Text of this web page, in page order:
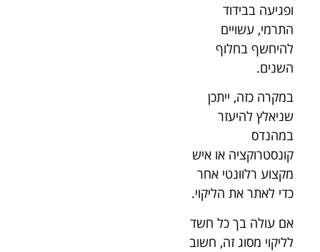
ופגיעה בבידוד
התרמי, עשויים
להיחשף בחלוף
השנים.
במקרה כזה, ייתכן
שניאלץ להיעזר
במהנדס
קונסטרוקציה או איש
מקצוע רלוונטי אחר
כדי לאתר את הליקוי.
אם עולה בך כל חשד
לליקוי מסוג זה, חשוב